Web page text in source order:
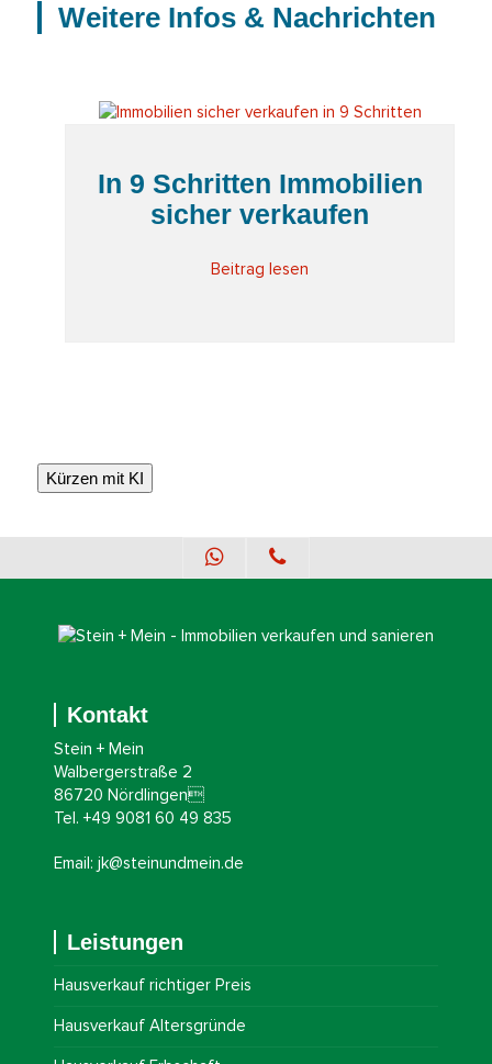
Weitere Infos & Nachrichten
In 9 Schritten Immobilien
sicher verkaufen
Beitrag lesen
Kürzen mit KI
WhatsappTelefon
Kontakt
Stein + Mein
Walbergerstraße 2
86720 Nördlingen
Tel. +49 9081 60 49 835
Email: jk@steinundmein.de
Leistungen
Hausverkauf richtiger Preis
Hausverkauf Altersgründe